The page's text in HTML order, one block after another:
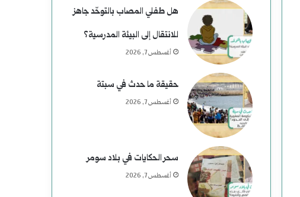
هل طفلي المصاب بالتوحّد جاهز
للانتقال إلى البيئة المدرسية؟
أغسطس 7, 2026
حقيقة ما حدث في سبتة
أغسطس 7, 2026
سحر الحكايات في بلاد سومر
أغسطس 7, 2026